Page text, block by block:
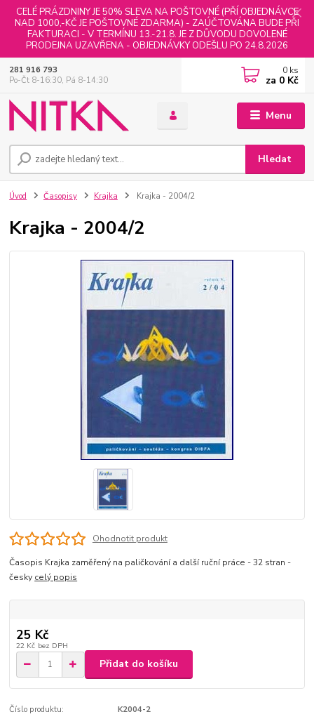
CELÉ PRÁZDNINY JE 50% SLEVA NA POŠTOVNÉ (PŘÍ OBJEDNÁVCE
NAD 1000,-KČ JE POŠTOVNÉ ZDARMA) - ZAÚČTOVÁNA BUDE PŘI
FAKTURACI - V TERMÍNU 13.-21.8. JE Z DŮVODU DOVOLENÉ
PRODEJNA UZAVŘENA - OBJEDNÁVKY ODEŠLU PO 24.8.2026
Menu
Hledat
281 916 793
Po-Čt 8-16:30, Pá 8-14:30
0 ks
za 0 Kč
Úvod Časopisy Krajka Krajka - 2004/2
Krajka - 2004/2
Ohodnotit produkt
Časopis Krajka zaměřený na paličkování a další ruční práce - 32 stran -
česky celý popis
25 Kč
22 Kč bez DPH
Přidat do košíku
Číslo produktu: K2004-2